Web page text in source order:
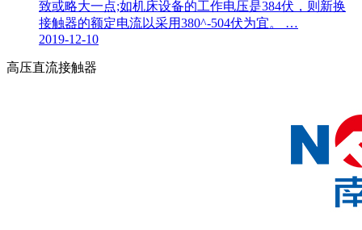
致或略大一点;如机床设备的工作电压是384伏，则新换
接触器的额定电流以采用380^-504伏为宜。 …
2019-12-10
高压直流接触器